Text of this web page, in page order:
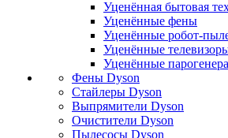
Уценённая бытовая
Уценённые фены
Уценённые робот-
Уценённые
Уценённые
Фены Dyson
Стайлеры Dyson
Выпрямители Dyson
Очистители Dyson
Пылесосы Dyson